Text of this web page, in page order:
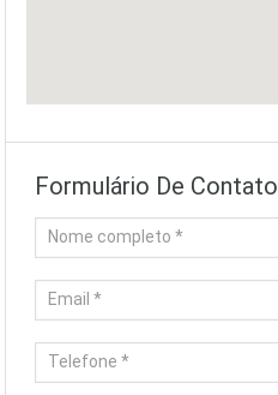
Formulário De Contato